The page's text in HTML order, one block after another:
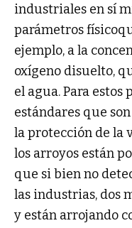
industriales en sí
parámetros
ejemplo, a la
oxígeno disuelto,
el agua. Para estos
estándares que
la protección de la
los arroyos están
que si bien no
las industrias, dos
y están arrojando